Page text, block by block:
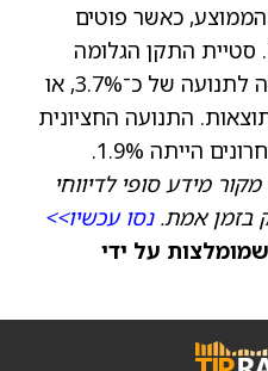
פעמים מהממוצע, כאשר פוטים
מובילים קולים ביחס של 7:2. סטיית התקן הגלומה
מצביעה על כך שהשוק מצפה לתנועה של כ־3.7%, או
התנועה החציונית
הייתה 1.9%.
מידע סופי לדיווחי
בזמן אמת.נסו עכשיו>>
על ידי